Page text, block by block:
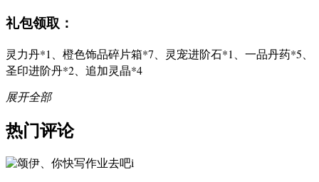
礼包领取：
灵力丹*1、橙色饰品碎片箱*7、灵宠进阶石*1、一品丹药*5、
圣印进阶丹*2、追加灵晶*4
展开全部
热门评论